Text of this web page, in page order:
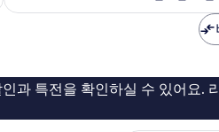
륭
용
후
₩114,799
과 특전을 확인하실 수 있어요.